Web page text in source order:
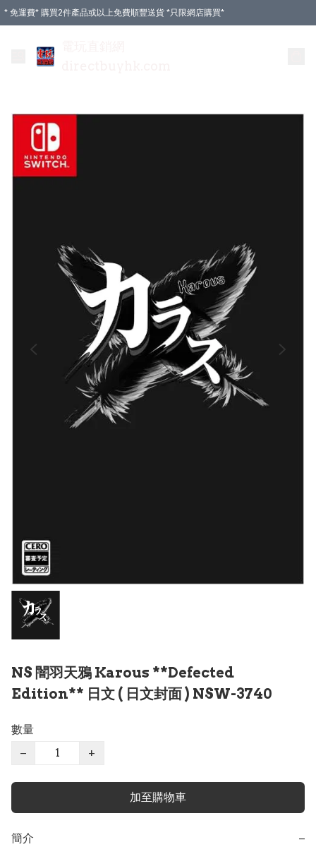
* 免運費* 購買2件產品或以上免費順豐送貨 *只限網店購買*
NS 闇羽天鴉 Karous **Defected
Edition** 日文 ( 日文封面 ) NSW-3740
數量
−
+
加至購物車
簡介 −